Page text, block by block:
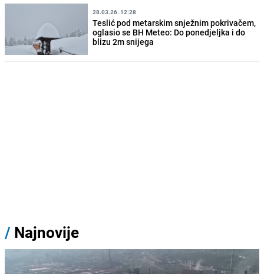
28.03.26. 12:28
Teslić pod metarskim snježnim pokrivačem,
oglasio se BH Meteo: Do ponedjeljka i do
blizu 2m snijega
/ Najnovije